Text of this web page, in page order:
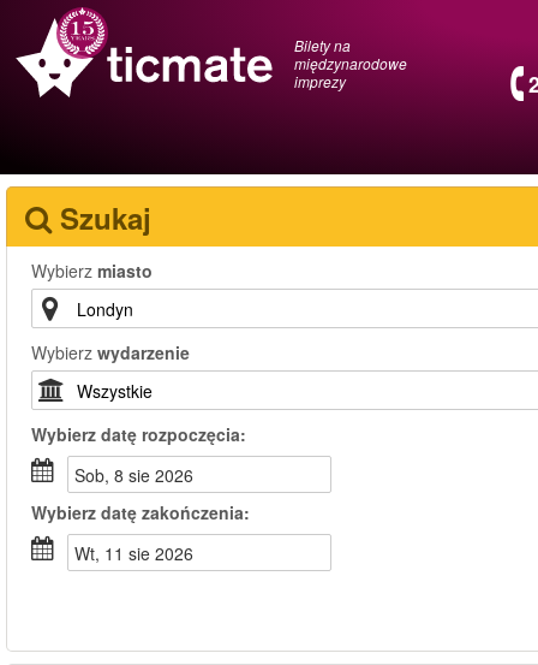
Bilety na
międzynarodowe
imprezy
Szukaj
Wybierz miasto
Wybierz wydarzenie
Wybierz datę rozpoczęcia:
sob, 8 sie 2026
Wybierz datę zakończenia:
wt, 11 sie 2026